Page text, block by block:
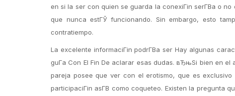
en si la ser con quien se guarda la conexiГіn serГ­В­a o
que nunca estГЎ funcionando. Sin embargo, esto
contratiempo.
La excelente informaciГіn podrГ­В­a ser Hay algunas
guГ­a Con El Fin De aclarar esas dudas. вЂњSi bien en
pareja posee que ver con el erotismo, que es
participaciГіn asГ­В­ como coqueteo. Existen la pregunta